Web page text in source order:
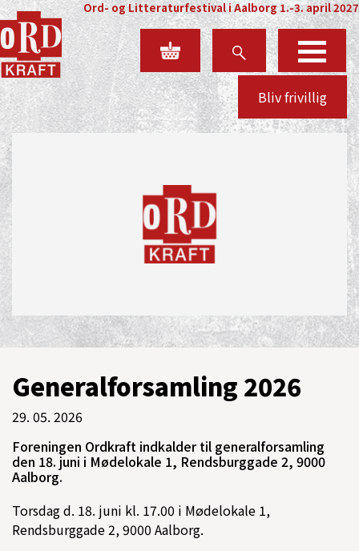
Bliv frivillig
Ord- og Litteraturfestival i Aalborg 1.-3. april 2027
Generalforsamling 2026
29. 05. 2026
Foreningen Ordkraft indkalder til generalforsamling
den 18. juni i Mødelokale 1, Rendsburggade 2, 9000
Aalborg.
Torsdag d. 18. juni kl. 17.00 i Mødelokale 1,
Rendsburggade 2, 9000 Aalborg.